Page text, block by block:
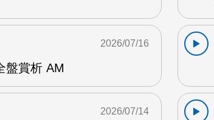
盤賞析 AM
2026/07/16
2026/07/14